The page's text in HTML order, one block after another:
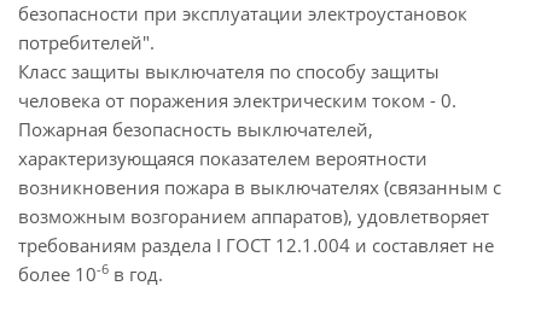
безопасности при эксплуатации электроустановок
потребителей".
Класс защиты выключателя по способу защиты
человека от поражения электрическим током - 0.
Пожарная безопасность выключателей,
характеризующаяся показателем вероятности
возникновения пожара в выключателях (связанным с
возможным возгоранием аппаратов), удовлетворяет
требованиям раздела I ГОСТ 12.1.004 и составляет не
более 10-6 в год.